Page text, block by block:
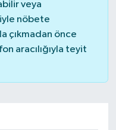
veya
nöbete
çıkmadan önce
aracılığıyla teyit